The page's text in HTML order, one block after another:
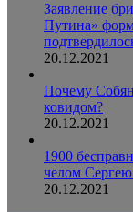
Заявление
Путина»
20.12.2021
Почему
ковидом?
20.12.2021
1900
челом
20.12.2021